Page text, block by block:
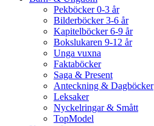
Pekböcker 0-3 år
Bilderböcker 3-6 år
Kapitelböcker 6-9 år
Bokslukaren 9-12 år
Unga vuxna
Faktaböcker
Saga & Present
Anteckning & Dagböcker
Leksaker
Nyckelringar & Smått
TopModel